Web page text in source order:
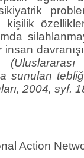
kişilik
sunulan
2004, syf.
Action